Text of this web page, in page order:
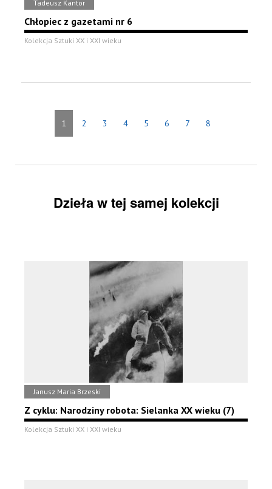
Tadeusz Kantor
Chłopiec z gazetami nr 6
Kolekcja Sztuki XX i XXI wieku
1 2 3 4 5 6 7 8
Dzieła w tej samej kolekcji
Janusz Maria Brzeski
Z cyklu: Narodziny robota: Sielanka XX wieku (7)
Kolekcja Sztuki XX i XXI wieku